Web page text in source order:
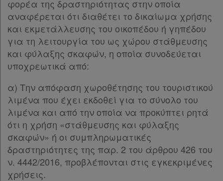
φορέα της δραστηριότητας στην οποία
αναφέρεται ότι διαθέτει το δικαίωμα χρήσης
και εκμετάλλευσης του οικοπέδου ή γηπέδου
για τη λειτουργία του ως χώρου στάθμευσης
και φύλαξης σκαφών, η οποία συνοδεύεται
υποχρεωτικά από:
α) Την απόφαση χωροθέτησης του τουριστικού
λιμένα που έχει εκδοθεί για το σύνολο του
λιμένα και από την οποία να προκύπτει ρητά
ότι η χρήση «στάθμευσης και φύλαξης
σκαφών» ή οι συμπληρωματικές
δραστηριότητες της παρ. 2 του άρθρου 426 του
ν. 4442/2016, προβλέπονται στις εγκεκριμένες
χρήσεις.